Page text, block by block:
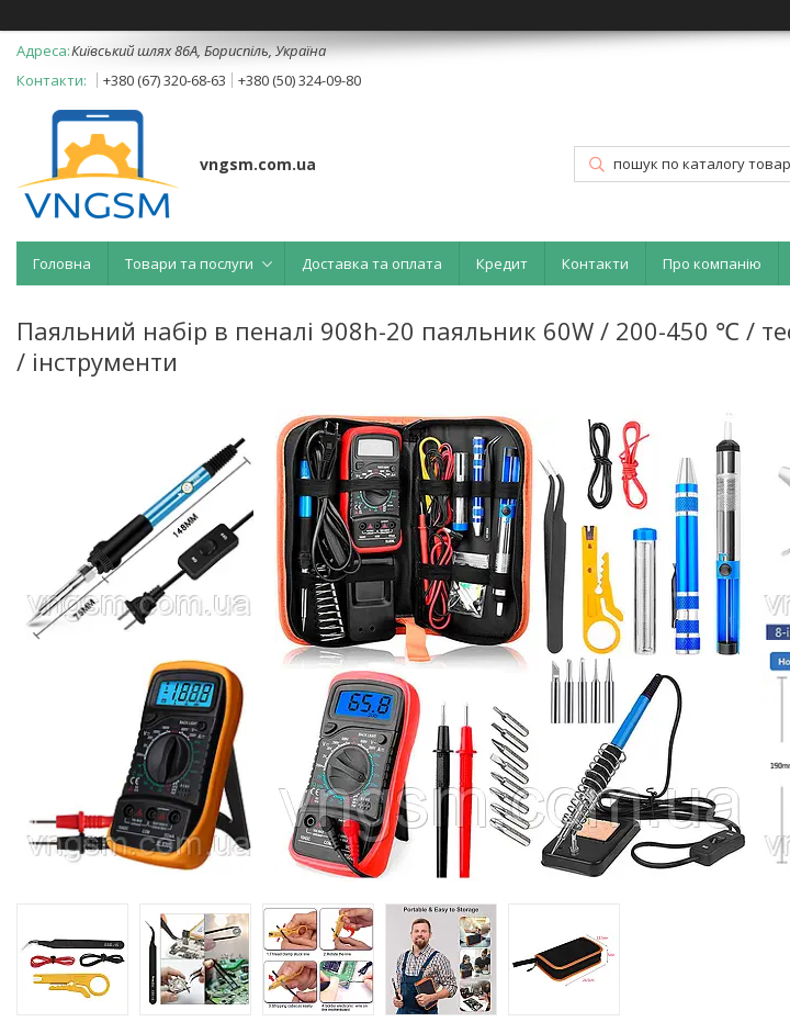
Київський шлях 86А, Бориспіль, Україна
+380 (67) 320-68-63
+380 (50) 324-09-80
vngsm.com.ua
Головна Товари та послуги Доставка та оплата Кредит Контакти Про компанію
Паяльний набір в пеналі 908h-20 паяльник 60W / 200-450 ℃ /
/ інструменти